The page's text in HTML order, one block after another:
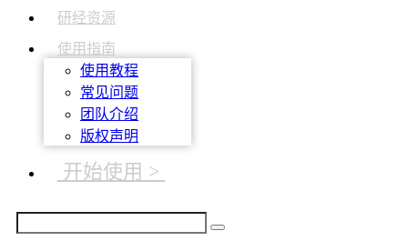
研经资源
使用指南
使用教程
常见问题
团队介绍
版权声明
开始使用 >